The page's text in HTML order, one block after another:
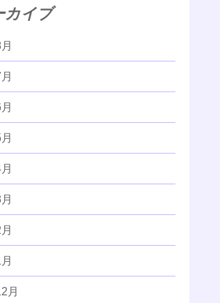
カイブ
月